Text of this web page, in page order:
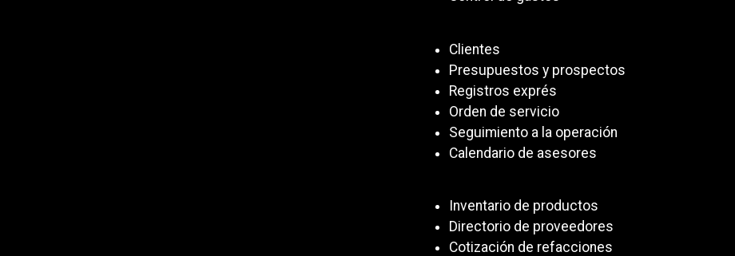
Clientes
Presupuestos y prospectos
Registros exprés
Orden de servicio
Seguimiento a la operación
Calendario de asesores
Inventario de productos
Directorio de proveedores
Cotización de refacciones